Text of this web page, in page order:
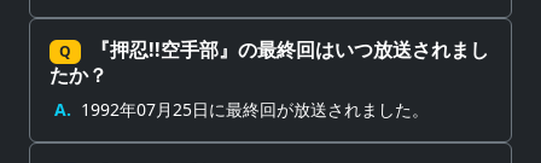
Q
『押忍!!空手部』の最終回はいつ放送されまし
たか？
A. 1992年07月25日に最終回が放送されました。